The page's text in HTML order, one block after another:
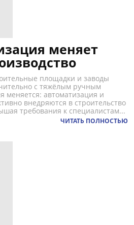
меняет
площадки и заводы
с тяжёлым ручным
меняется: автоматизация и
внедряются в строительство
требования к специалистам...
ЧИТАТЬ ПОЛНОСТЬЮ